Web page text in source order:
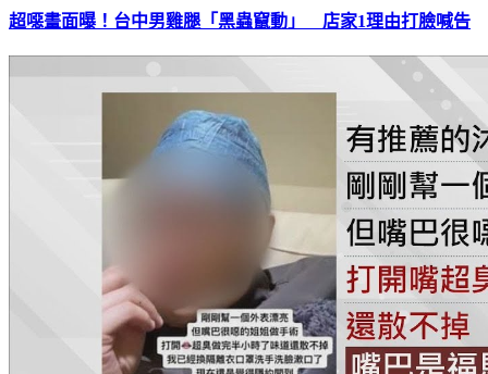
超噁畫面曝！台中男雞腿「黑蟲竄動」 店家1理由打臉喊告